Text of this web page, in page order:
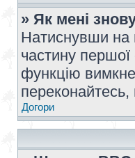
» Як мені
Натиснувши на
частину
функцію
Догори